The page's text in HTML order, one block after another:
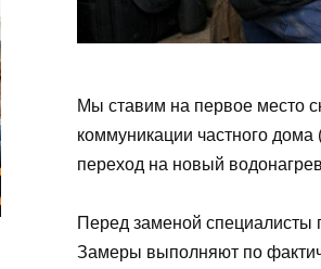
Мы ставим на первое место
коммуникации частного
переход на новый
Перед заменой специалисты
Замеры выполняют по